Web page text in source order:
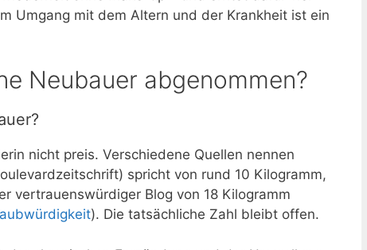
Umgang mit dem Altern und der Krankheit ist ein
Neubauer abgenommen?
nicht preis. Verschiedene Quellen nennen
spricht von rund 10 Kilogramm,
vertrauenswürdiger Blog von 18 Kilogramm
). Die tatsächliche Zahl bleibt offen.